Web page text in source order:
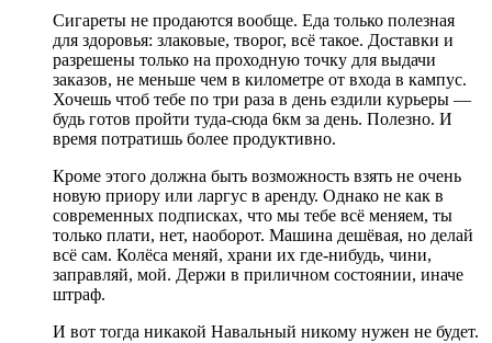
Сигареты не продаются вообще. Еда только полезная
для здоровья: злаковые, творог, всё такое. Доставки и
разрешены только на проходную точку для выдачи
заказов, не меньше чем в километре от входа в кампус.
Хочешь чтоб тебе по три раза в день ездили курьеры —
будь готов пройти туда-сюда 6км за день. Полезно. И
время потратишь более продуктивно.
Кроме этого должна быть возможность взять не очень
новую приору или ларгус в аренду. Однако не как в
современных подписках, что мы тебе всё меняем, ты
только плати, нет, наоборот. Машина дешёвая, но делай
всё сам. Колёса меняй, храни их где-нибудь, чини,
заправляй, мой. Держи в приличном состоянии, иначе
штраф.
И вот тогда никакой Навальный никому нужен не будет.